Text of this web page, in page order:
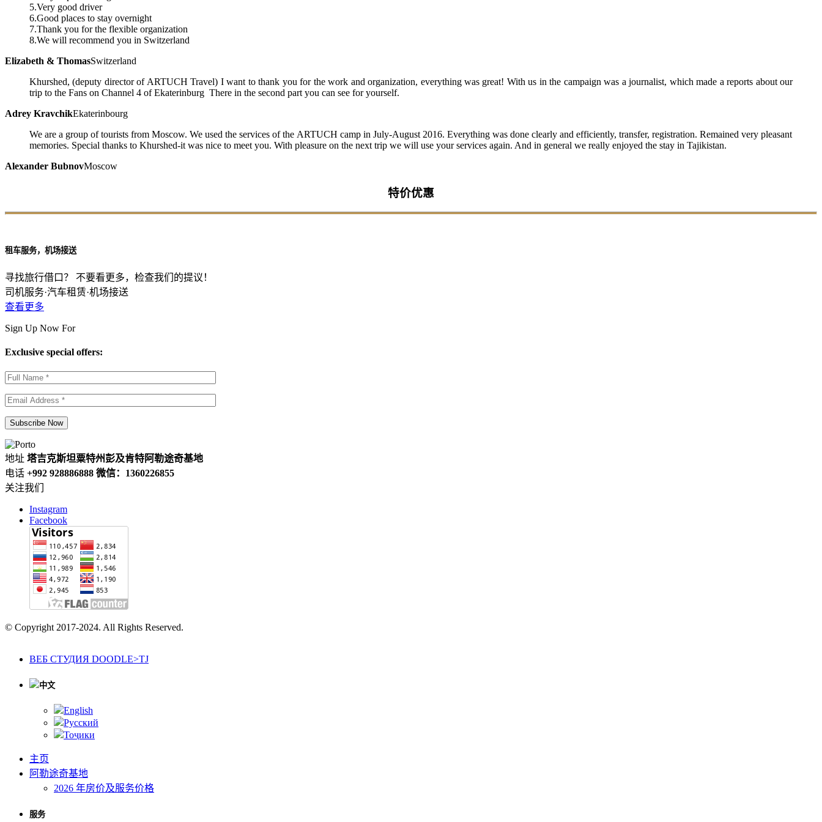
5.Very good driver
6.Good places to stay overnight
7.Thank you for the flexible organization
8.We will recommend you in Switzerland
Elizabeth & ThomasSwitzerland
Khurshed, (deputy director of ARTUCH Travel) I want to thank you for the work and organization, everything was great! With us in the campaign was a journalist, which made a reports about our
trip to the Fans on Channel 4 of Ekaterinburg There in the second part you can see for yourself.
Adrey KravchikEkaterinbourg
We are a group of tourists from Moscow. We used the services of the ARTUCH camp in July-August 2016. Everything was done clearly and efficiently, transfer, registration. Remained very pleasant
memories. Special thanks to Khurshed-it was nice to meet you. With pleasure on the next trip we will use your services again. And in general we really enjoyed the stay in Tajikistan.
Alexander BubnovMoscow
特价优惠
租车服务，机场接送
寻找旅行借口？ 不要看更多，检查我们的提议！
司机服务·汽车租赁·机场接送
查看更多
Sign Up Now For
Exclusive special offers:
地址 塔吉克斯坦粟特州彭及肯特阿勒途奇基地
电话 +992 928886888 微信：1360226855
关注我们
Instagram
Facebook
© Copyright 2017-2024. All Rights Reserved.
ВЕБ СТУДИЯ DOODLE>TJ
中文
English
Русский
Тоҷики
主页
阿勒途奇基地
2026 年房价及服务价格
服务